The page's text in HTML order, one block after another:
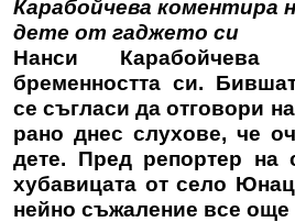
Карабойчева коментира
дете от гаджето си
Нанси Карабойчева
бременността си.
се съгласи да отговори
рано днес слухове, че
дете. Пред репортер на
хубавицата от село
нейно съжаление все още